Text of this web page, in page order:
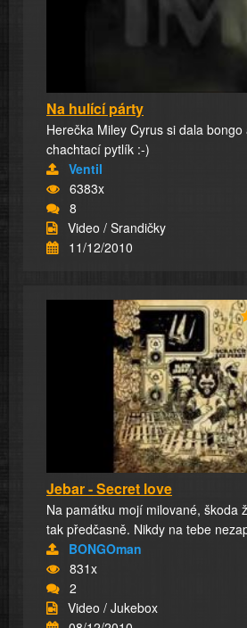
Na hulící párty
Herečka Miley Cyrus si dala
chachtací pytlík :-)
Ventil
6383x
8
Video / Srandičky
11/12/2010
Jebar - Secret love
Na památku mojí milované, škoda
tak předčasně. Nikdy na tebe
BONGOman
831x
2
Video / Jukebox